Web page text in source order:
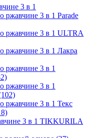
3 в 1
ржавчине 3 в 1 Parade
ржавчине 3 в 1 ULTRA
ржавчине 3 в 1 Лакра
ржавчине 3 в 1
ржавчине 3 в 1
ржавчине 3 в 1 Текс
3 в 1 TIKKURILA